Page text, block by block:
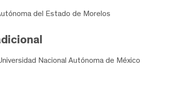
del Estado de Morelos
Nacional Autónoma de México